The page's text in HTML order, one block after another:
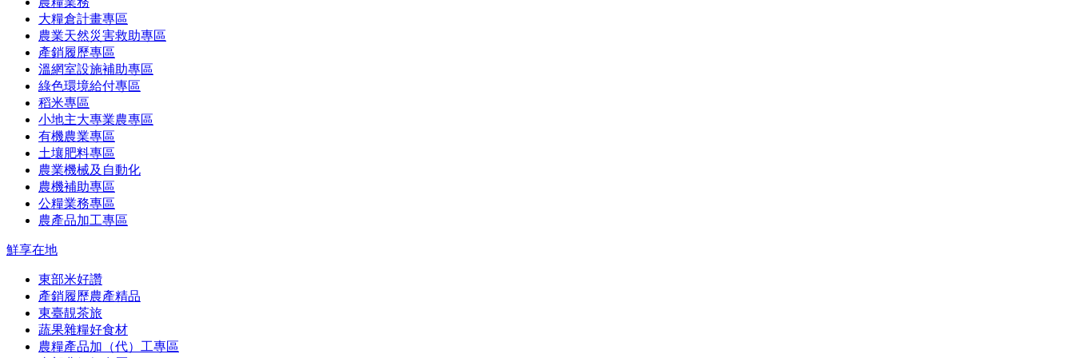
大糧倉計畫專區
農業天然災害救助專區
產銷履歷專區
溫網室設施補助專區
綠色環境給付專區
稻米專區
小地主大專業農專區
有機農業專區
土壤肥料專區
農業機械及自動化
農機補助專區
公糧業務專區
農產品加工專區
鮮享在地
東部米好讚
產銷履歷農產精品
東臺靚茶旅
蔬果雜糧好食材
農糧產品加（代）工專區